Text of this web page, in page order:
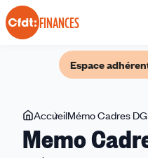
Panneau de gestion des cookies
FINANCES
Espace
Vous
êtes
ici
AccueilMémo Cadres
Memo